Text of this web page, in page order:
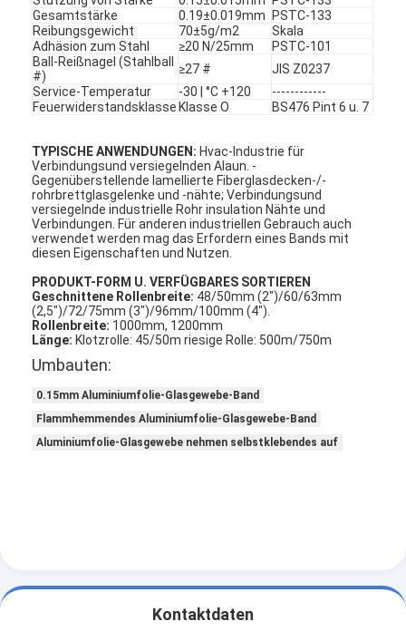
Produkte
Gesamtstärke
0.19±0.019mm
PSTC-133
Reibungsgewicht
70±5g/m2
Skala
Adhäsion zum Stahl
≥20 N/25mm
PSTC-101
Ball-Reißnagel (Stahlball
#)
≥27 #
JIS Z0237
Service-Temperatur
-30 | °C +120
------------
Feuerwiderstandsklasse Klasse O BS476 Pint 6 u. 7
TYPISCHE ANWENDUNGEN: Hvac-Industrie für
Verbindungsund versiegelnden Alaun. -
Gegenüberstellende lamellierte Fiberglasdecken-/-
rohrbrettglasgelenke und -nähte; Verbindungsund
versiegelnde industrielle Rohr insulation Nähte und
Verbindungen. Für anderen industriellen Gebrauch auch
verwendet werden mag das Erfordern eines Bands mit
diesen Eigenschaften und Nutzen.
PRODUKT-FORM U. VERFÜGBARES SORTIEREN
Geschnittene Rollenbreite: 48/50mm (2")/60/63mm
(2,5")/72/75mm (3")/96mm/100mm (4").
Rollenbreite: 1000mm, 1200mm
Länge: Klotzrolle: 45/50m riesige Rolle: 500m/750m
Umbauten:
0.15mm Aluminiumfolie-Glasgewebe-Band
Flammhemmendes Aluminiumfolie-Glasgewebe-Band
Aluminiumfolie-Glasgewebe nehmen selbstklebendes auf
Kontaktdaten